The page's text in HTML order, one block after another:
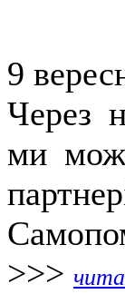
9
Через
ми
>>>